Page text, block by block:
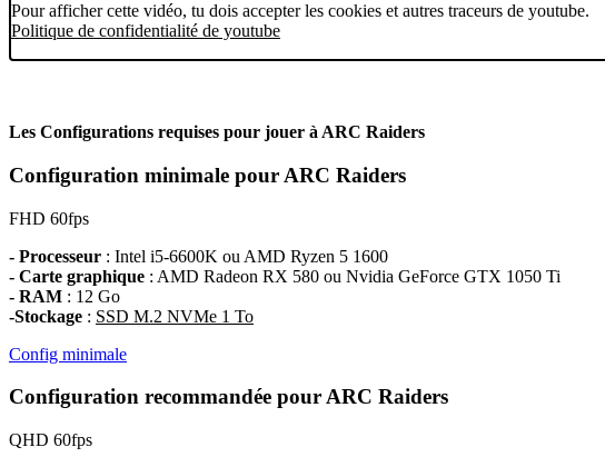
Pour afficher cette vidéo, tu dois accepter les cookies et autres traceurs de youtube.
Politique de confidentialité de youtube
Les Configurations requises pour jouer à ARC Raiders
Configuration minimale pour ARC Raiders
FHD 60fps
- Processeur : Intel i5-6600K ou AMD Ryzen 5 1600
- Carte graphique : AMD Radeon RX 580 ou Nvidia GeForce GTX 1050 Ti
- RAM : 12 Go
-Stockage : SSD M.2 NVMe 1 To
Config minimale
Configuration recommandée pour ARC Raiders
QHD 60fps